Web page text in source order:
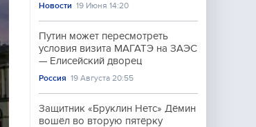
Новости 19 Июня 14:20
Путин может пересмотреть
условия визита МАГАТЭ на ЗАЭС
— Елисейский дворец
Россия 19 Августа 20:55
Защитник «Бруклин Нетс» Дёмин
вошёл во вторую пятёрку